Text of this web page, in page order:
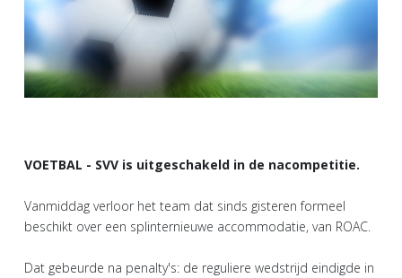
VOETBAL - SVV is uitgeschakeld in de nacompetitie.
Vanmiddag verloor het team dat sinds gisteren formeel
beschikt over een splinternieuwe accommodatie, van ROAC.
Dat gebeurde na penalty's: de reguliere wedstrijd eindigde in